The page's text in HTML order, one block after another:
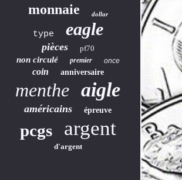
monnaie dollar
type eagle
pièces pf70
non circulé premier once
coin anniversaire
menthe aigle
américains épreuve
pcgs argent
d'argent